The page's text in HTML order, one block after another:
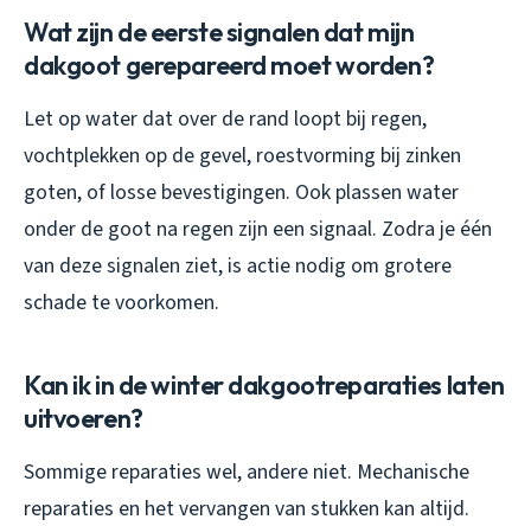
Wat zijn de eerste signalen dat mijn
dakgoot gerepareerd moet worden?
Let op water dat over de rand loopt bij regen,
vochtplekken op de gevel, roestvorming bij zinken
goten, of losse bevestigingen. Ook plassen water
onder de goot na regen zijn een signaal. Zodra je één
van deze signalen ziet, is actie nodig om grotere
schade te voorkomen.
Kan ik in de winter dakgootreparaties laten
uitvoeren?
Sommige reparaties wel, andere niet. Mechanische
reparaties en het vervangen van stukken kan altijd.